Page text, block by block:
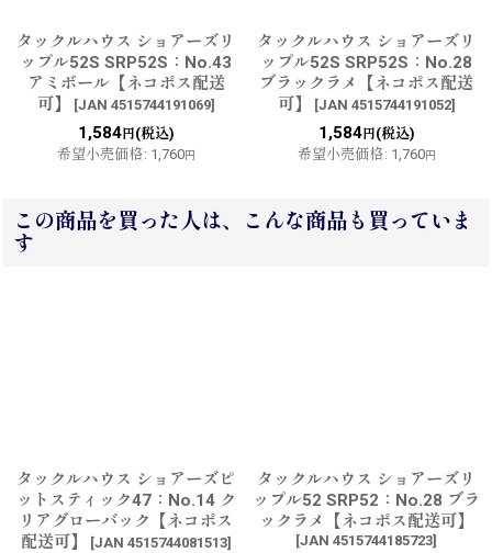
タックルハウス ショアーズリ
ップル52S SRP52S：No.43
アミボール【ネコポス配送
可】
[JAN 4515744191069]
1,584円(税込)
希望小売価格: 1,760円
タックルハウス ショアーズリ
ップル52S SRP52S：No.28
ブラックラメ【ネコポス配送
可】
[JAN 4515744191052]
1,584円(税込)
希望小売価格: 1,760円
この商品を買った人は、こんな商品も買っていま
す
タックルハウス ショアーズピ
ットスティック47：No.14 ク
リアグローバック【ネコポス
配送可】
[JAN 4515744081513]
タックルハウス ショアーズリ
ップル52 SRP52：No.28 ブラ
ックラメ【ネコポス配送可】
[JAN 4515744185723]